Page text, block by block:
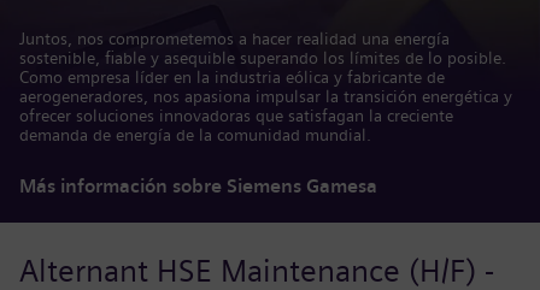
Juntos, nos comprometemos a hacer realidad una energía
sostenible, fiable y asequible superando los límites de lo posible.
Como empresa líder en la industria eólica y fabricante de
aerogeneradores, nos apasiona impulsar la transición energética y
ofrecer soluciones innovadoras que satisfagan la creciente
demanda de energía de la comunidad mundial.
Más información sobre Siemens Gamesa
Alternant HSE Maintenance (H/F) -